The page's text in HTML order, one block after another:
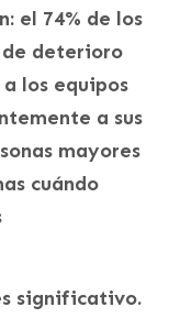
el 74% de los
de deterioro
los equipos
a sus
mayores
cuándo
significativo.